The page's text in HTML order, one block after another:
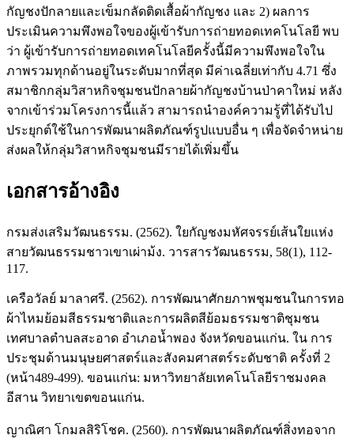
กัญชงปักลายและเข็มกลัดติดเสื้อผ้ากัญชง และ 2) ผลการ
ประเมินความพึงพอใจของผู้เข้ารับการถ่ายทอดเทคโนโลยี พบ
ว่า ผู้เข้ารับการถ่ายทอดเทคโนโลยีครั้งนี้มีความพึงพอใจใน
ภาพรวมทุกด้านอยู่ในระดับมากที่สุด มีค่าเฉลี่ยเท่ากับ 4.71 ซึ่ง
สมาชิกกลุ่มวิสาหกิจชุมชนปักลายผ้ากัญชงบ้านป่าคาใหม่ หลัง
จากเข้าร่วมโครงการนี้แล้ว สามารถนำองค์ความรู้ที่ได้รับไป
ประยุกต์ใช้ในการพัฒนาผลิตภัณฑ์รูปแบบอื่น ๆ เพื่อจัดจำหน่าย
ส่งผลให้กลุ่มวิสาหกิจชุมชนมีรายได้เพิ่มขึ้น
เอกสารอ้างอิง
กรมส่งเสริมวัฒนธรรม. (2562). ใยกัญชงมหัศจรรย์เส้นใยแห่ง
สายวัฒนธรรมชาวเขาเผ่าม้ง. วารสารวัฒนธรรม, 58(1), 112-
117.
เครือวัลย์ มาลาศรี. (2562). การพัฒนาศักยภาพชุมชนในการทอ
ผ้าไหมย้อมสีธรรมชาติและการผลิตสีย้อมธรรมชาติชุมชน
เทศบาลตำบลสะอาด อำเภอน้ำพอง จังหวัดขอนแก่น. ใน การ
ประชุมด้านมนุษยศาสตร์และสังคมศาสตร์ระดับชาติ ครั้งที่ 2
(หน้า489-499). ขอนแก่น: มหาวิทยาลัยเทคโนโลยีราชมงคล
อีสาน วิทยาเขตขอนแก่น.
ญาณิศา โกมลสิริโชค. (2560). การพัฒนาผลิตภัณฑ์สิ่งทอจาก